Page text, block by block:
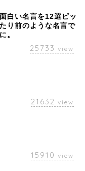
白い名言を12選ピッ
り前のような名言で
。
25733 view
21632 view
15910 view